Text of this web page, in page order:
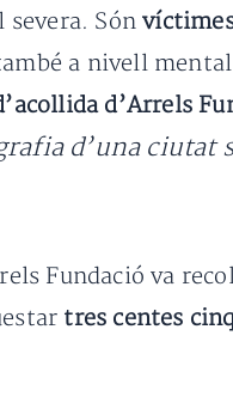
severa. Són
a nivell
d’Arrels
d’una ciutat
Fundació va
tres centes